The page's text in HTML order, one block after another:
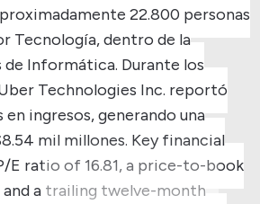
22.800 personas
Tecnología, dentro de la
de Informática. Durante los
Technologies Inc. reportó
en ingresos, generando una
mil millones. Key financial
E ratio of 16.81, a price-to-book
a trailing twelve-month